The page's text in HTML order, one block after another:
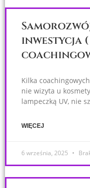
inwestycja
Kilka
nie wizyta u
lampeczką UV, nie
WIĘCEJ
6 września, 2025